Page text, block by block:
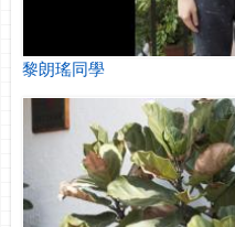
黎朗瑤同學